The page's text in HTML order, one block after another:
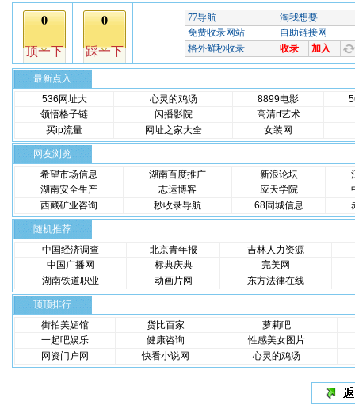
最新点入
536网址大
心灵的鸡汤 8899电影
领悟格子链
闪播影院
高清rt艺术
买ip流量
网址之家大全 女装网
网友浏览
希望市场信息
湖南百度推广 新浪论坛
湖南安全生产
志运博客 应天学院
西藏矿业咨询
秒收录导航 68同城信息
随机推荐
中国经济调查
北京青年报
吉林人力资源
中国广播网
标典庆典
完美网
湖南铁道职业
动画片网 东方法律在线
顶顶排行
街拍美媚馆
货比百家
萝莉吧
一起吧娱乐
健康咨询
性感美女图片
网资门户网
快看小说网 心灵的鸡汤